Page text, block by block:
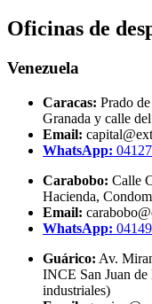
Oficinas de
Venezuela
Caracas: Prado
Granada y calle
Email:
WhatsApp:
Carabobo: Calle
Hacienda,
Email:
WhatsApp:
Guárico: Av.
INCE San Juan
industriales)